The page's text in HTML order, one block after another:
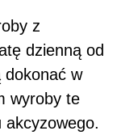
z
dzienną od
dokonać w
wyroby te
akcyzowego.